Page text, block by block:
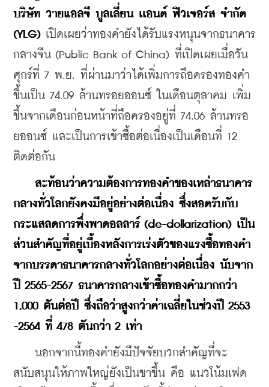
บริษัท วายแอลจี บูลเลี่ยน เเอนด์ ฟิวเจอร์ส จำกัด
(YLG) เปิดเผยว่าทองคำยังได้รับแรงหนุนจากธนาคาร
กลางจีน (Public Bank of China) ที่เปิดเผยเมื่อวัน
ศุกร์ที่ 7 พ.ย. ที่ผ่านมาว่าได้เพิ่มการถือครองทองคำ
ขึ้นเป็น 74.09 ล้านทรอยออนซ์ ในเดือนตุลาคม เพิ่ม
ขึ้นจากเดือนก่อนหน้าที่ถือครองอยู่ที่ 74.06 ล้านทรอ
ยออนซ์ และเป็นการเข้าซื้อต่อเนื่องเป็นเดือนที่ 12
ติดต่อกัน
สะท้อนว่าความต้องการทองคำของเหล่าธนาคาร
กลางทั่วโลกยังคงมีอยู่อย่างต่อเนื่อง ซึ่งสอดรับกับ
กระแสลดการพึ่งพาดอลลาร์ (de-dollarization) เป็น
ส่วนสำคัญที่อยู่เบื้องหลังการเร่งตัวของแรงซื้อทองคำ
จากบรรดาธนาคารกลางทั่วโลกอย่างต่อเนื่อง นับจาก
ปี 2565-2567 ธนาคารกลางเข้าซื้อทองคำมากกว่า
1,000 ตันต่อปี ซึ่งถือว่าสูงกว่าค่าเฉลี่ยในช่วงปี 2553
-2564 ที่ 478 ตันกว่า 2 เท่า
นอกจากนี้ทองคำยังมีปัจจัยบวกสำคัญที่จะ
สนับสนุนให้ภาพใหญ่ยังเป็นขาขึ้น คือ แนวโน้มเฟด